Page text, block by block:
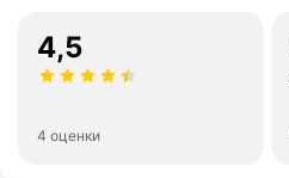
4,5
4 оценки